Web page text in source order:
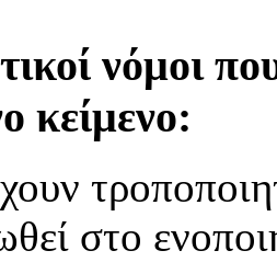
νόμοι
κείμενο:
στο